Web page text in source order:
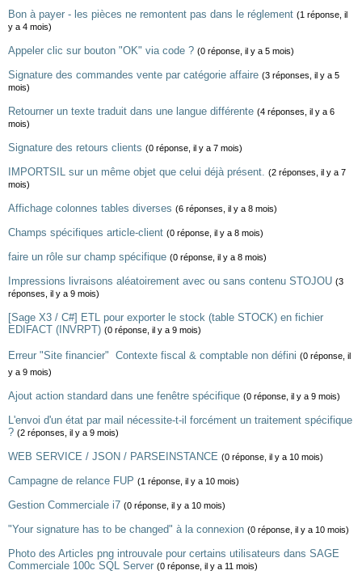
Bon à payer - les pièces ne remontent pas dans le réglement (1 réponse, il
y a 4 mois)
Appeler clic sur bouton "OK" via code ? (0 réponse, il y a 5 mois)
Signature des commandes vente par catégorie affaire (3 réponses, il y a 5
mois)
Retourner un texte traduit dans une langue différente (4 réponses, il y a 6
mois)
Signature des retours clients (0 réponse, il y a 7 mois)
IMPORTSIL sur un même objet que celui déjà présent. (2 réponses, il y a 7
mois)
Affichage colonnes tables diverses (6 réponses, il y a 8 mois)
Champs spécifiques article-client (0 réponse, il y a 8 mois)
faire un rôle sur champ spécifique (0 réponse, il y a 8 mois)
Impressions livraisons aléatoirement avec ou sans contenu STOJOU (3
réponses, il y a 9 mois)
[Sage X3 / C#] ETL pour exporter le stock (table STOCK) en fichier
EDIFACT (INVRPT) (0 réponse, il y a 9 mois)
Erreur "Site financier"  Contexte fiscal & comptable non défini (0 réponse, il
y a 9 mois)
Ajout action standard dans une fenêtre spécifique (0 réponse, il y a 9 mois)
L'envoi d'un état par mail nécessite-t-il forcément un traitement spécifique
? (2 réponses, il y a 9 mois)
WEB SERVICE / JSON / PARSEINSTANCE (0 réponse, il y a 10 mois)
Campagne de relance FUP (1 réponse, il y a 10 mois)
Gestion Commerciale i7 (0 réponse, il y a 10 mois)
"Your signature has to be changed" à la connexion (0 réponse, il y a 10 mois)
Photo des Articles png introuvale pour certains utilisateurs dans SAGE
Commerciale 100c SQL Server (0 réponse, il y a 11 mois)